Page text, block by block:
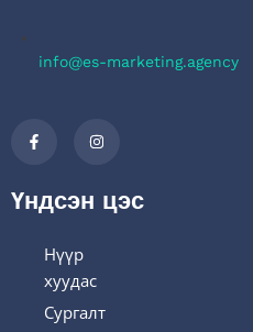
info@es-marketing.agency
Үндсэн цэс
Нүүр
хуудас
Сургалт